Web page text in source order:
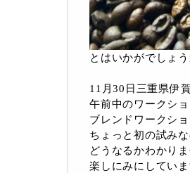
とはいかがでしょ
11月30日三重県伊
午前中のワークシ
ブレンドワークシ
ちょっと初の試み
どうなるかわかり
楽しにみにしていま